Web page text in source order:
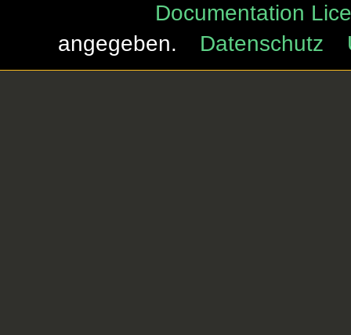
Documentation
angegeben.
Datenschutz